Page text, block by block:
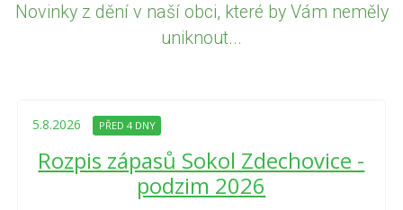
Novinky z dění v naší obci, které by Vám neměly
uniknout...
5.8.2026 PŘED 4 DNY
Rozpis zápasů Sokol Zdechovice -
podzim 2026